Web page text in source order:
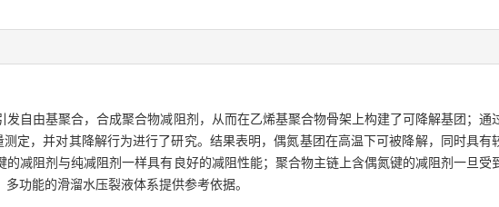
自由基聚合，合成聚合物减阻剂，从而在乙烯基聚合物骨架上构建了可降解基团；通
定，并对其降解行为进行了研究。结果表明，偶氮基团在高温下可被降解，同时具有
减阻剂与纯减阻剂一样具有良好的减阻性能；聚合物主链上含偶氮键的减阻剂一旦受
功能的滑溜水压裂液体系提供参考依据。